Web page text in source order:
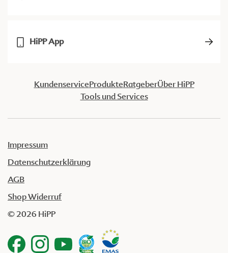
HiPP App
KundenserviceProdukteRatgeberÜber HiPP
Tools und Services
Impressum
Datenschutzerklärung
AGB
Shop Widerruf
© 2026 HiPP